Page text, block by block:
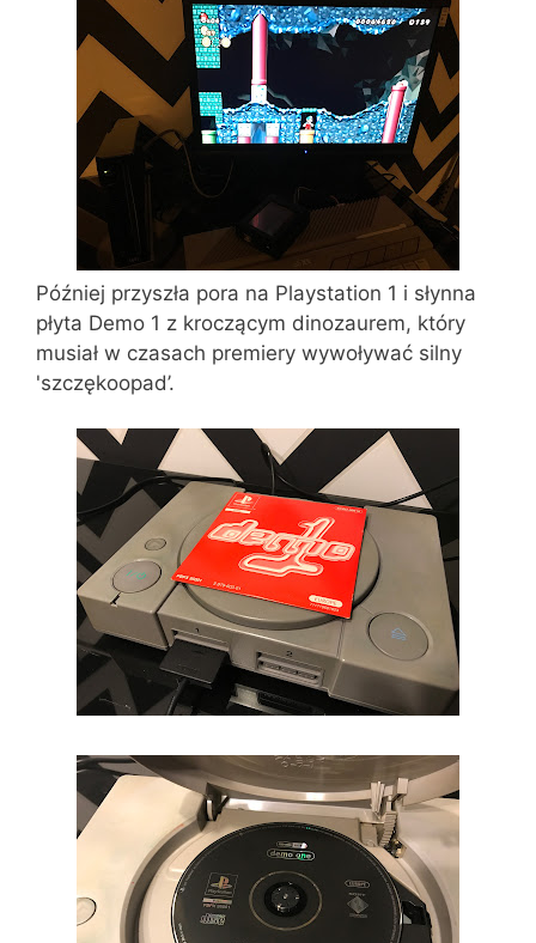
Później przyszła pora na Playstation 1 i słynna
płyta Demo 1 z kroczącym dinozaurem, który
musiał w czasach premiery wywoływać silny
'szczękoopad’.